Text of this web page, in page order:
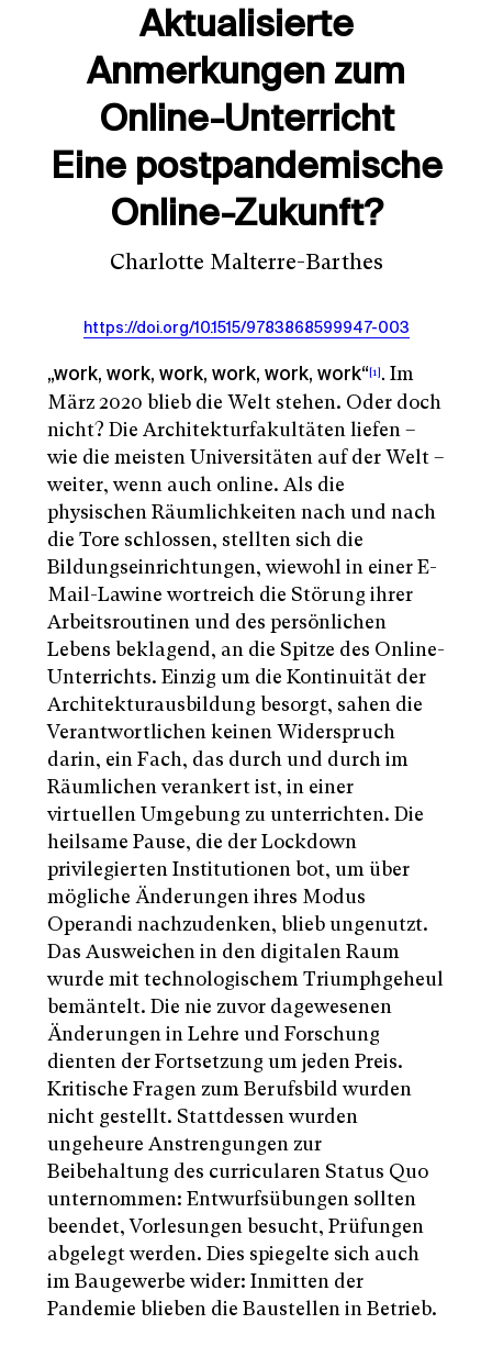
Aktualisierte
Anmerkungen zum
Online-Unterricht
Eine postpandemische
Online-Zukunft?
Charlotte Malterre-Barthes
https://doi.org/10.1515/9783868599947-003
„work, work, work, work, work, work“[1]. Im
März 2020 blieb die Welt stehen. Oder doch
nicht? Die Architekturfakultäten liefen –
wie die meisten Universitäten auf der Welt –
weiter, wenn auch online. Als die
physischen Räumlichkeiten nach und nach
die Tore schlossen, stellten sich die
Bildungseinrichtungen, wiewohl in einer E-
Mail-Lawine wortreich die Störung ihrer
Arbeitsroutinen und des persönlichen
Lebens beklagend, an die Spitze des Online-
Unterrichts. Einzig um die Kontinuität der
Architekturausbildung besorgt, sahen die
Verantwortlichen keinen Widerspruch
darin, ein Fach, das durch und durch im
Räumlichen verankert ist, in einer
virtuellen Umgebung zu unterrichten. Die
heilsame Pause, die der Lockdown
privilegierten Institutionen bot, um über
mögliche Änderungen ihres Modus
Operandi nachzudenken, blieb ungenutzt.
Das Ausweichen in den digitalen Raum
wurde mit technologischem Triumphgeheul
bemäntelt. Die nie zuvor dagewesenen
Änderungen in Lehre und Forschung
dienten der Fortsetzung um jeden Preis.
Kritische Fragen zum Berufsbild wurden
nicht gestellt. Stattdessen wurden
ungeheure Anstrengungen zur
Beibehaltung des curricularen Status Quo
unternommen: Entwurfsübungen sollten
beendet, Vorlesungen besucht, Prüfungen
abgelegt werden. Dies spiegelte sich auch
im Baugewerbe wider: Inmitten der
Pandemie blieben die Baustellen in Betrieb.